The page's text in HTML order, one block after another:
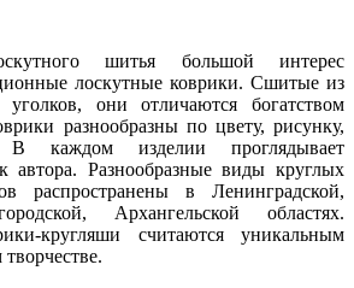
шитья большой интерес
лоскутные коврики. Сшитые из
они отличаются богатством
разнообразны по цвету, рисунку,
В каждом изделии проглядывает
автора. Разнообразные виды круглых
распространены в Ленинградской,
Архангельской областях.
кругляши считаются уникальным